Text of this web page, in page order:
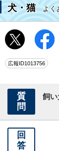
犬・猫よく
広報ID1013756
質
問
飼
回
答